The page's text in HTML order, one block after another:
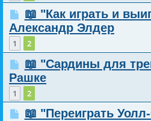
📖 "Как играть и
Александр Элдер
1 2
📖 "Сардины для
Рашке
1 2
📖 "Переиграть